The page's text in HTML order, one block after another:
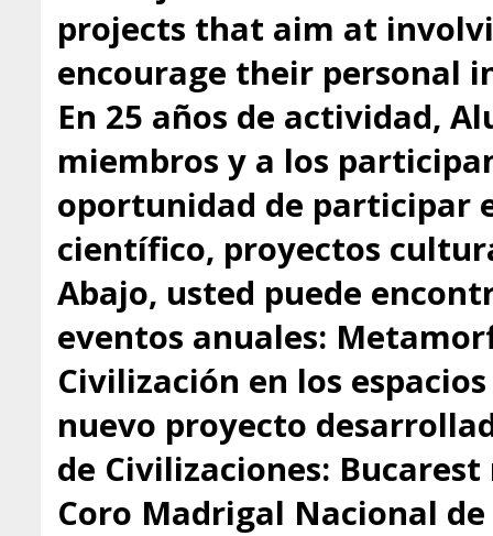
projects that aim at
encourage their personal
En 25 años de actividad,
miembros y a los
oportunidad de participar
científico, proyectos
Abajo, usted puede
eventos anuales:
Civilización en los
nuevo proyecto
de Civilizaciones:
Coro Madrigal Nacional